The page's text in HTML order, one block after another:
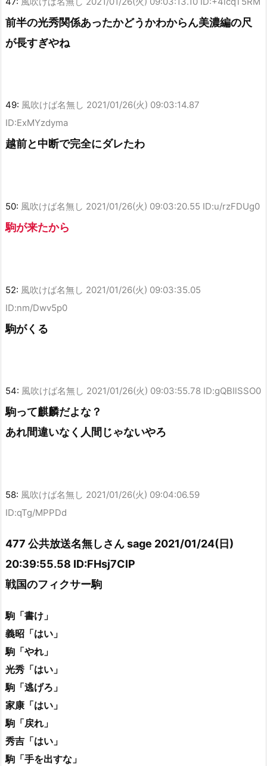
前半の光秀関係あったかどうかわからん美濃編の尺
が長すぎやね
49: 風吹けば名無し 2021/01/26(火) 09:03:14.87
ID:ExMYzdyma
越前と中断で完全にダレたわ
50: 風吹けば名無し 2021/01/26(火) 09:03:20.55 ID:u/rzFDUg0
駒が来たから
52: 風吹けば名無し 2021/01/26(火) 09:03:35.05
ID:nm/Dwv5p0
駒がくる
54: 風吹けば名無し 2021/01/26(火) 09:03:55.78 ID:gQBIlSSO0
駒って麒麟だよな？
あれ間違いなく人間じゃないやろ
58: 風吹けば名無し 2021/01/26(火) 09:04:06.59
ID:qTg/MPPDd
477 公共放送名無しさん sage 2021/01/24(日)
20:39:55.58 ID:FHsj7ClP
戦国のフィクサー駒
駒「書け」
義昭「はい」
駒「やれ」
光秀「はい」
駒「逃げろ」
家康「はい」
駒「戻れ」
秀吉「はい」
駒「手を出すな」